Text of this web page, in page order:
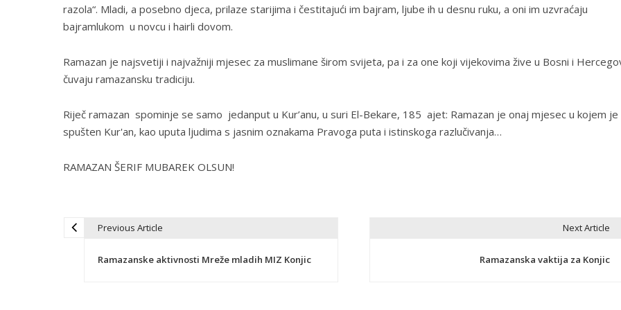
razola“. Mladi, a posebno djeca, prilaze starijima i čestitajući im bajram, ljube ih u desnu ruku, a oni im uzvraćaju
bajramlukom u novcu i hairli dovom.
Ramazan je najsvetiji i najvažniji mjesec za muslimane širom svijeta, pa i za one koji vijekovima žive u Bosni i
čuvaju ramazansku tradiciju.
Riječ ramazan spominje se samo jedanput u Kur’anu, u suri El-Bekare, 185 ajet: Ramazan je onaj mjesec u kojem je
spušten Kur'an, kao uputa ljudima s jasnim oznakama Pravoga puta i istinskoga razlučivanja…
RAMAZAN ŠERIF MUBAREK OLSUN!
Previous Article
Ramazanske aktivnosti Mreže mladih MIZ Konjic
Next Article
Ramazanska vaktija za Konjic